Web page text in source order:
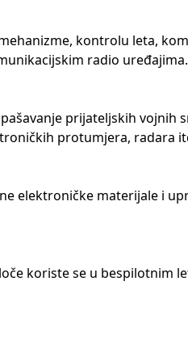
kontrolu leta,
radio uređajima.
prijateljskih vojnih
protumjera, radara
elektroničke materijale i
koriste se u bespilotnim